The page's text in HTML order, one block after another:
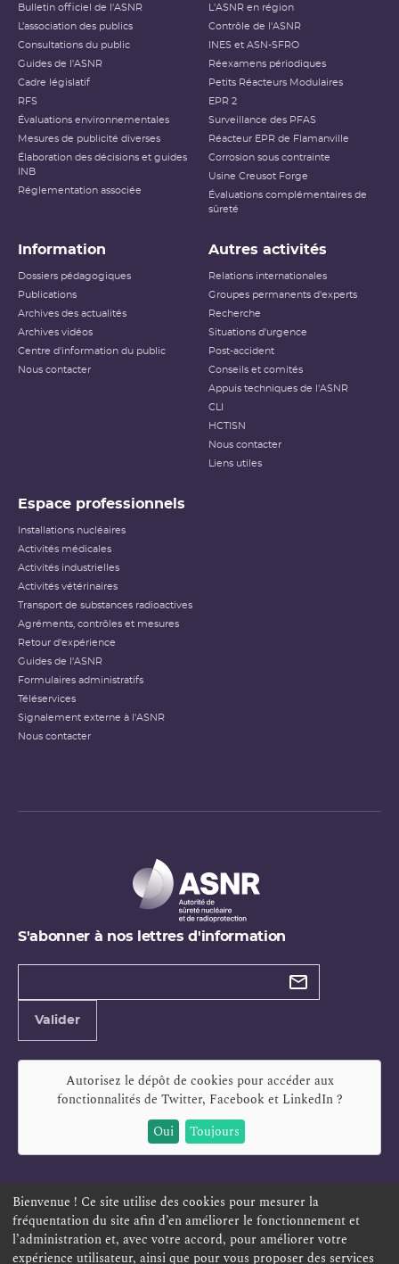
Bulletin officiel de l'ASNR
L’association des publics
Consultations du public
Guides de l'ASNR
Cadre législatif
RFS
Évaluations environnementales
Mesures de publicité diverses
Élaboration des décisions et guides
INB
Réglementation associée
L'ASNR en région
Contrôle de l'ASNR
INES et ASN-SFRO
Réexamens périodiques
Petits Réacteurs Modulaires
EPR 2
Surveillance des PFAS
Réacteur EPR de Flamanville
Corrosion sous contrainte
Usine Creusot Forge
Évaluations complémentaires de
sûreté
Information
Dossiers pédagogiques
Publications
Archives des actualités
Archives vidéos
Centre d'information du public
Nous contacter
Autres activités
Relations internationales
Groupes permanents d'experts
Recherche
Situations d'urgence
Post-accident
Conseils et comités
Appuis techniques de l'ASNR
CLI
HCTISN
Nous contacter
Liens utiles
Espace professionnels
Installations nucléaires
Activités médicales
Activités industrielles
Activités vétérinaires
Transport de substances radioactives
Agréments, contrôles et mesures
Retour d'expérience
Guides de l'ASNR
Formulaires administratifs
Téléservices
Signalement externe à l'ASNR
Nous contacter
S'abonner à nos lettres d'information
Types de
Valider
Autorisez le dépôt de cookies pour accéder aux
fonctionnalités de Twitter, Facebook et LinkedIn?
Oui
Toujours
ESPACE PERSONNEL OFFRES D'EMPLOI SIGNALEMENT
TÉLÉSERVICES PLAN DU SITE
Bienvenue ! Ce site utilise des cookies pour mesurer la
fréquentation du site afin d’en améliorer le fonctionnement et
l’administration et, avec votre accord, pour améliorer votre
expérience utilisateur, ainsi que pour vous proposer des services